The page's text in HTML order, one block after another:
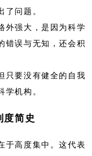
了问题。
外强大，是因为科学
错误与无知，还会积
只要没有健全的自我
学机构。
度简史
于高度集中。这代表